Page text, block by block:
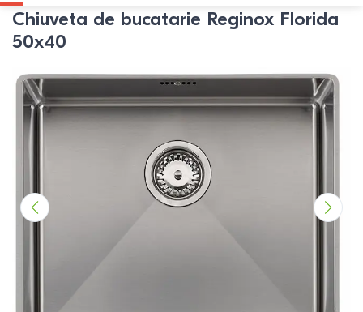
Chiuveta de bucatarie Reginox Florida
50x40